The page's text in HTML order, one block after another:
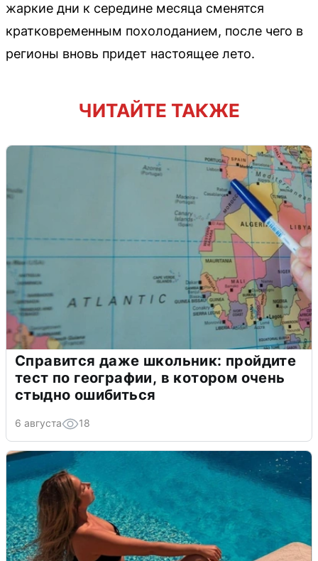
жаркие дни к середине месяца сменятся
кратковременным похолоданием, после чего в
регионы вновь придет настоящее лето.
ЧИТАЙТЕ ТАКЖЕ
Справится даже школьник: пройдите
тест по географии, в котором очень
стыдно ошибиться
6 августа 18